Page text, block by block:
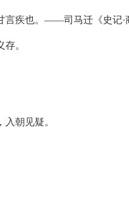
言疾也。——司马迁《史记·
。
朝见疑。